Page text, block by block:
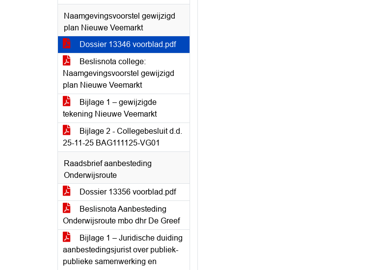
Naamgevingsvoorstel gewijzigd
plan Nieuwe Veemarkt
Dossier 13346 voorblad.pdf
Beslisnota college:
Naamgevingsvoorstel gewijzigd
plan Nieuwe Veemarkt
Bijlage 1 – gewijzigde
tekening Nieuwe Veemarkt
Bijlage 2 - Collegebesluit d.d.
25-11-25 BAG111125-VG01
Raadsbrief aanbesteding
Onderwijsroute
Dossier 13356 voorblad.pdf
Beslisnota Aanbesteding
Onderwijsroute mbo dhr De Greef
Bijlage 1 – Juridische duiding
aanbestedingsjurist over publiek-
publieke samenwerking en